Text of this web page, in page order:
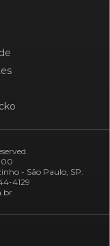
00
- São Paulo, SP.
4129